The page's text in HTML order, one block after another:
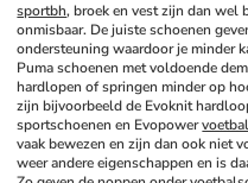
sportbh, broek en vest zijn dan wel
onmisbaar. De juiste schoenen
ondersteuning waardoor je minder
Puma schoenen met voldoende
hardlopen of springen minder op
zijn bijvoorbeeld de Evoknit
sportschoenen en Evopower
vaak bewezen en zijn dan ook niet
weer andere eigenschappen en is